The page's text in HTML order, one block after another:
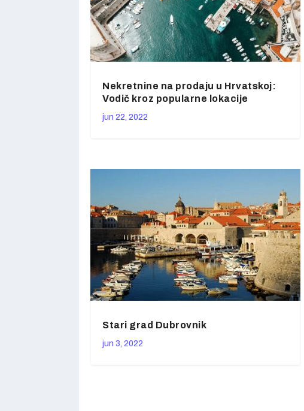
Nekretnine na prodaju u Hrvatskoj:
Vodič kroz popularne lokacije
jun 22, 2022
Stari grad Dubrovnik
jun 3, 2022